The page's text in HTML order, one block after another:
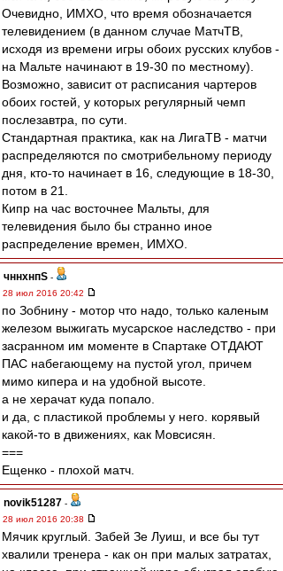
Очевидно, ИМХО, что время обозначается
телевидением (в данном случае МатчТВ,
исходя из времени игры обоих русских клубов -
на Мальте начинают в 19-30 по местному).
Возможно, зависит от расписания чартеров
обоих гостей, у которых регулярный чемп
послезавтра, по сути.
Стандартная практика, как на ЛигаТВ - матчи
распределяются по смотрибельному периоду
дня, кто-то начинает в 16, следующие в 18-30,
потом в 21.
Кипр на час восточнее Мальты, для
телевидения было бы странно иное
распределение времен, ИМХО.
чннхнпS -
28 июл 2016 20:42
по Зобнину - мотор что надо, только каленым
железом выжигать мусарское наследство - при
засранном им моменте в Спартаке ОТДАЮТ
ПАС набегающему на пустой угол, причем
мимо кипера и на удобной высоте.
а не херачат куда попало.
и да, с пластикой проблемы у него. корявый
какой-то в движениях, как Мовсисян.
===
Ещенко - плохой матч.
novik51287 -
28 июл 2016 20:38
Мячик круглый. Забей Зе Луиш, и все бы тут
хвалили тренера - как он при малых затратах,